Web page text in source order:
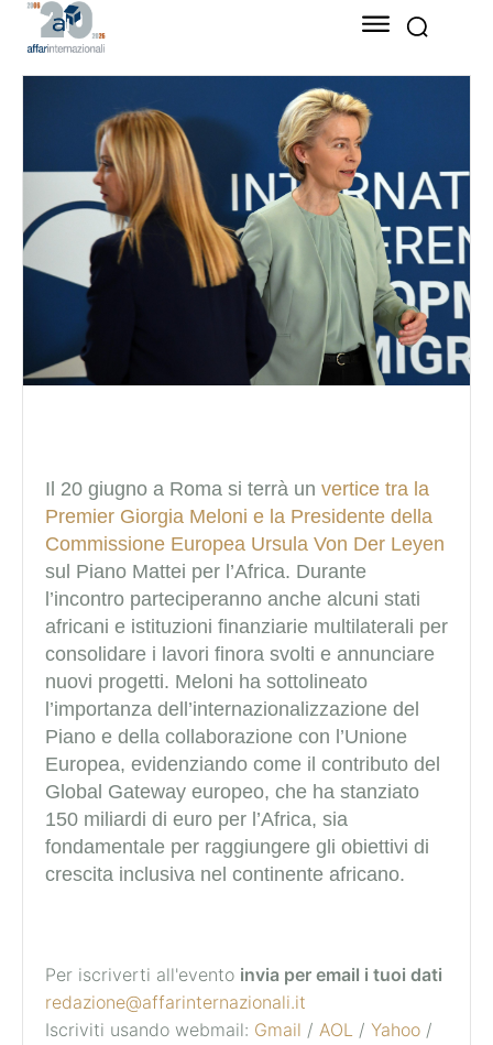
Il 20 giugno a Roma si terrà un vertice tra la
Premier Giorgia Meloni e la Presidente della
Commissione Europea Ursula Von Der Leyen
sul Piano Mattei per l’Africa. Durante
l’incontro parteciperanno anche alcuni stati
africani e istituzioni finanziarie multilaterali per
consolidare i lavori finora svolti e annunciare
nuovi progetti. Meloni ha sottolineato
l’importanza dell’internazionalizzazione del
Piano e della collaborazione con l’Unione
Europea, evidenziando come il contributo del
Global Gateway europeo, che ha stanziato
150 miliardi di euro per l’Africa, sia
fondamentale per raggiungere gli obiettivi di
crescita inclusiva nel continente africano.
Per iscriverti all'evento invia per email i tuoi dati
redazione@affarinternazionali.it
Iscriviti usando webmail: Gmail / AOL / Yahoo /